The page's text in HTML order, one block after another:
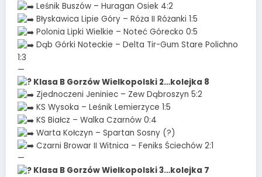
Leśnik Buszów – Huragan Osiek 4:2
Błyskawica Lipie Góry – Róża II Różanki 1:5
Polonia Lipki Wielkie – Noteć Górecko 0:5
Dąb Górki Noteckie – Delta Tir-Gum Stare Polichno
1:3
—
Klasa B Gorzów Wielkopolski 2…kolejka 8
Zjednoczeni Jeniniec – Zew Dąbroszyn 5:2
KS Wysoka – Leśnik Lemierzyce 1:5
KS Białcz – Walka Czarnów 0:4
Warta Kołczyn – Spartan Sosny (?)
Czarni Browar II Witnica – Feniks Ściechów 2:1
—
Klasa B Gorzów Wielkopolski 3…kolejka 7